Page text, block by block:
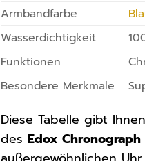
Armbandfarbe
Wasserdichtigkeit
Funktionen
Besondere Merkmale
Diese Tabelle gibt
desEdox